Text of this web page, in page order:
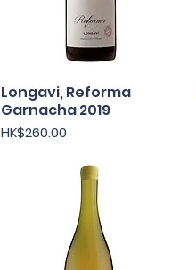
快速瀏覽
Longavi, Reforma
Garnacha 2019
價格
HK$260.00